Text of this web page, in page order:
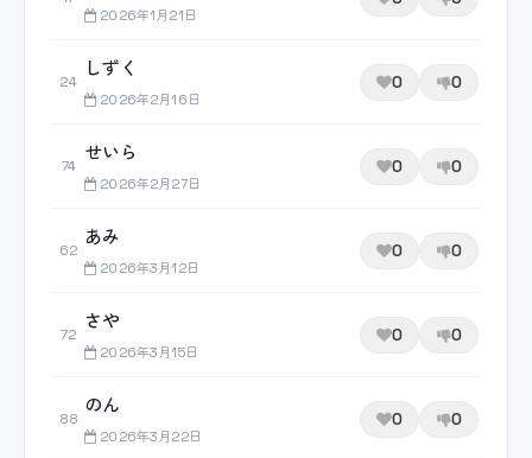
2026年1月21日
24
しずく
2026年2月16日
0 0
74
せいら
2026年2月27日
0 0
62
あみ
2026年3月12日
0 0
72
さや
2026年3月15日
0 0
88
のん
2026年3月22日
0 0